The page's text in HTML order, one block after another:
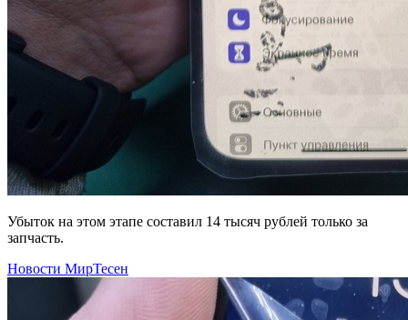
Убыток на этом этапе составил 14 тысяч рублей только за
запчасть.
Новости МирТесен